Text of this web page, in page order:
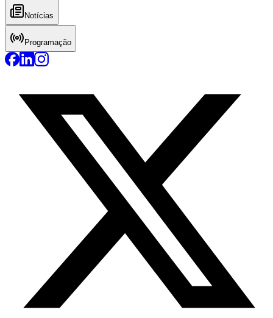
Notícias
Programação